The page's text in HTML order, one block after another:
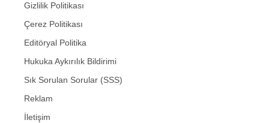
Gizlilik Politikası
Çerez Politikası
Editöryal Politika
Hukuka Aykırılık Bildirimi
Sık Sorulan Sorular (SSS)
Reklam
İletişim